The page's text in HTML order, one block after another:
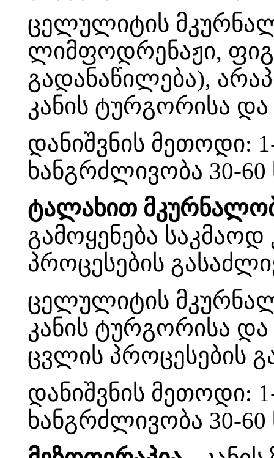
ცელულიტის
ლიმფოდრენაჟი,
გადანაწილება),
კანის ტურგორისა
დანიშვნის მეთოდი:
ხანგრძლივობა 30-60
ტალახით
გამოყენება
პროცესების
ცელულიტის
კანის ტურგორისა
ცვლის პროცესების
დანიშვნის მეთოდი:
ხანგრძლივობა 30-60